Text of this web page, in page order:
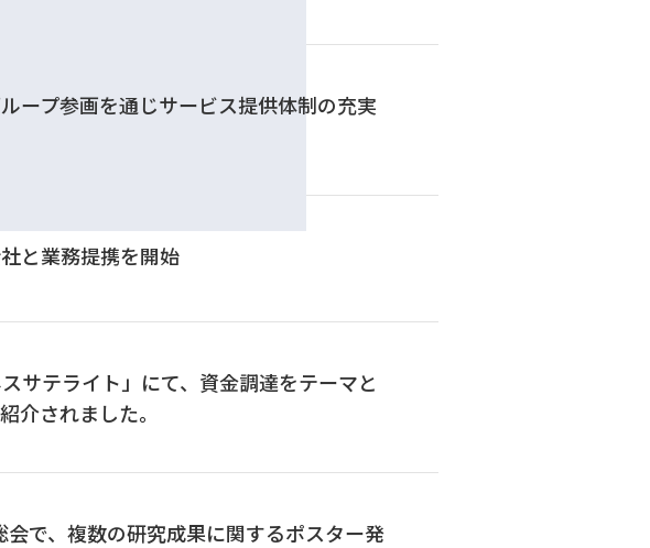
ープ参画を通じサービス提供体制の充実
と業務提携を開始
サテライト」にて、資金調達をテーマと
介されました。
で、複数の研究成果に関するポスター発